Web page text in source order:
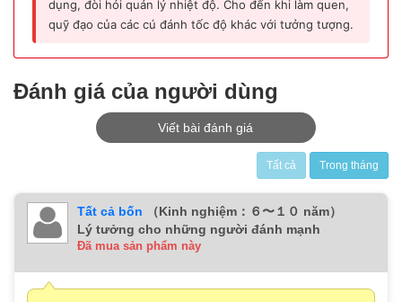
dụng, đòi hỏi quản lý nhiệt độ. Cho đến khi làm quen,
quỹ đạo của các cú đánh tốc độ khác với tưởng tượng.
Đánh giá của người dùng
Viết bài đánh giá
Tất cả Trong tháng
Tất cả bốn
（Kinh nghiệm：６〜１０ năm）
Lý tưởng cho những người đánh mạnh
Đã mua sản phẩm này